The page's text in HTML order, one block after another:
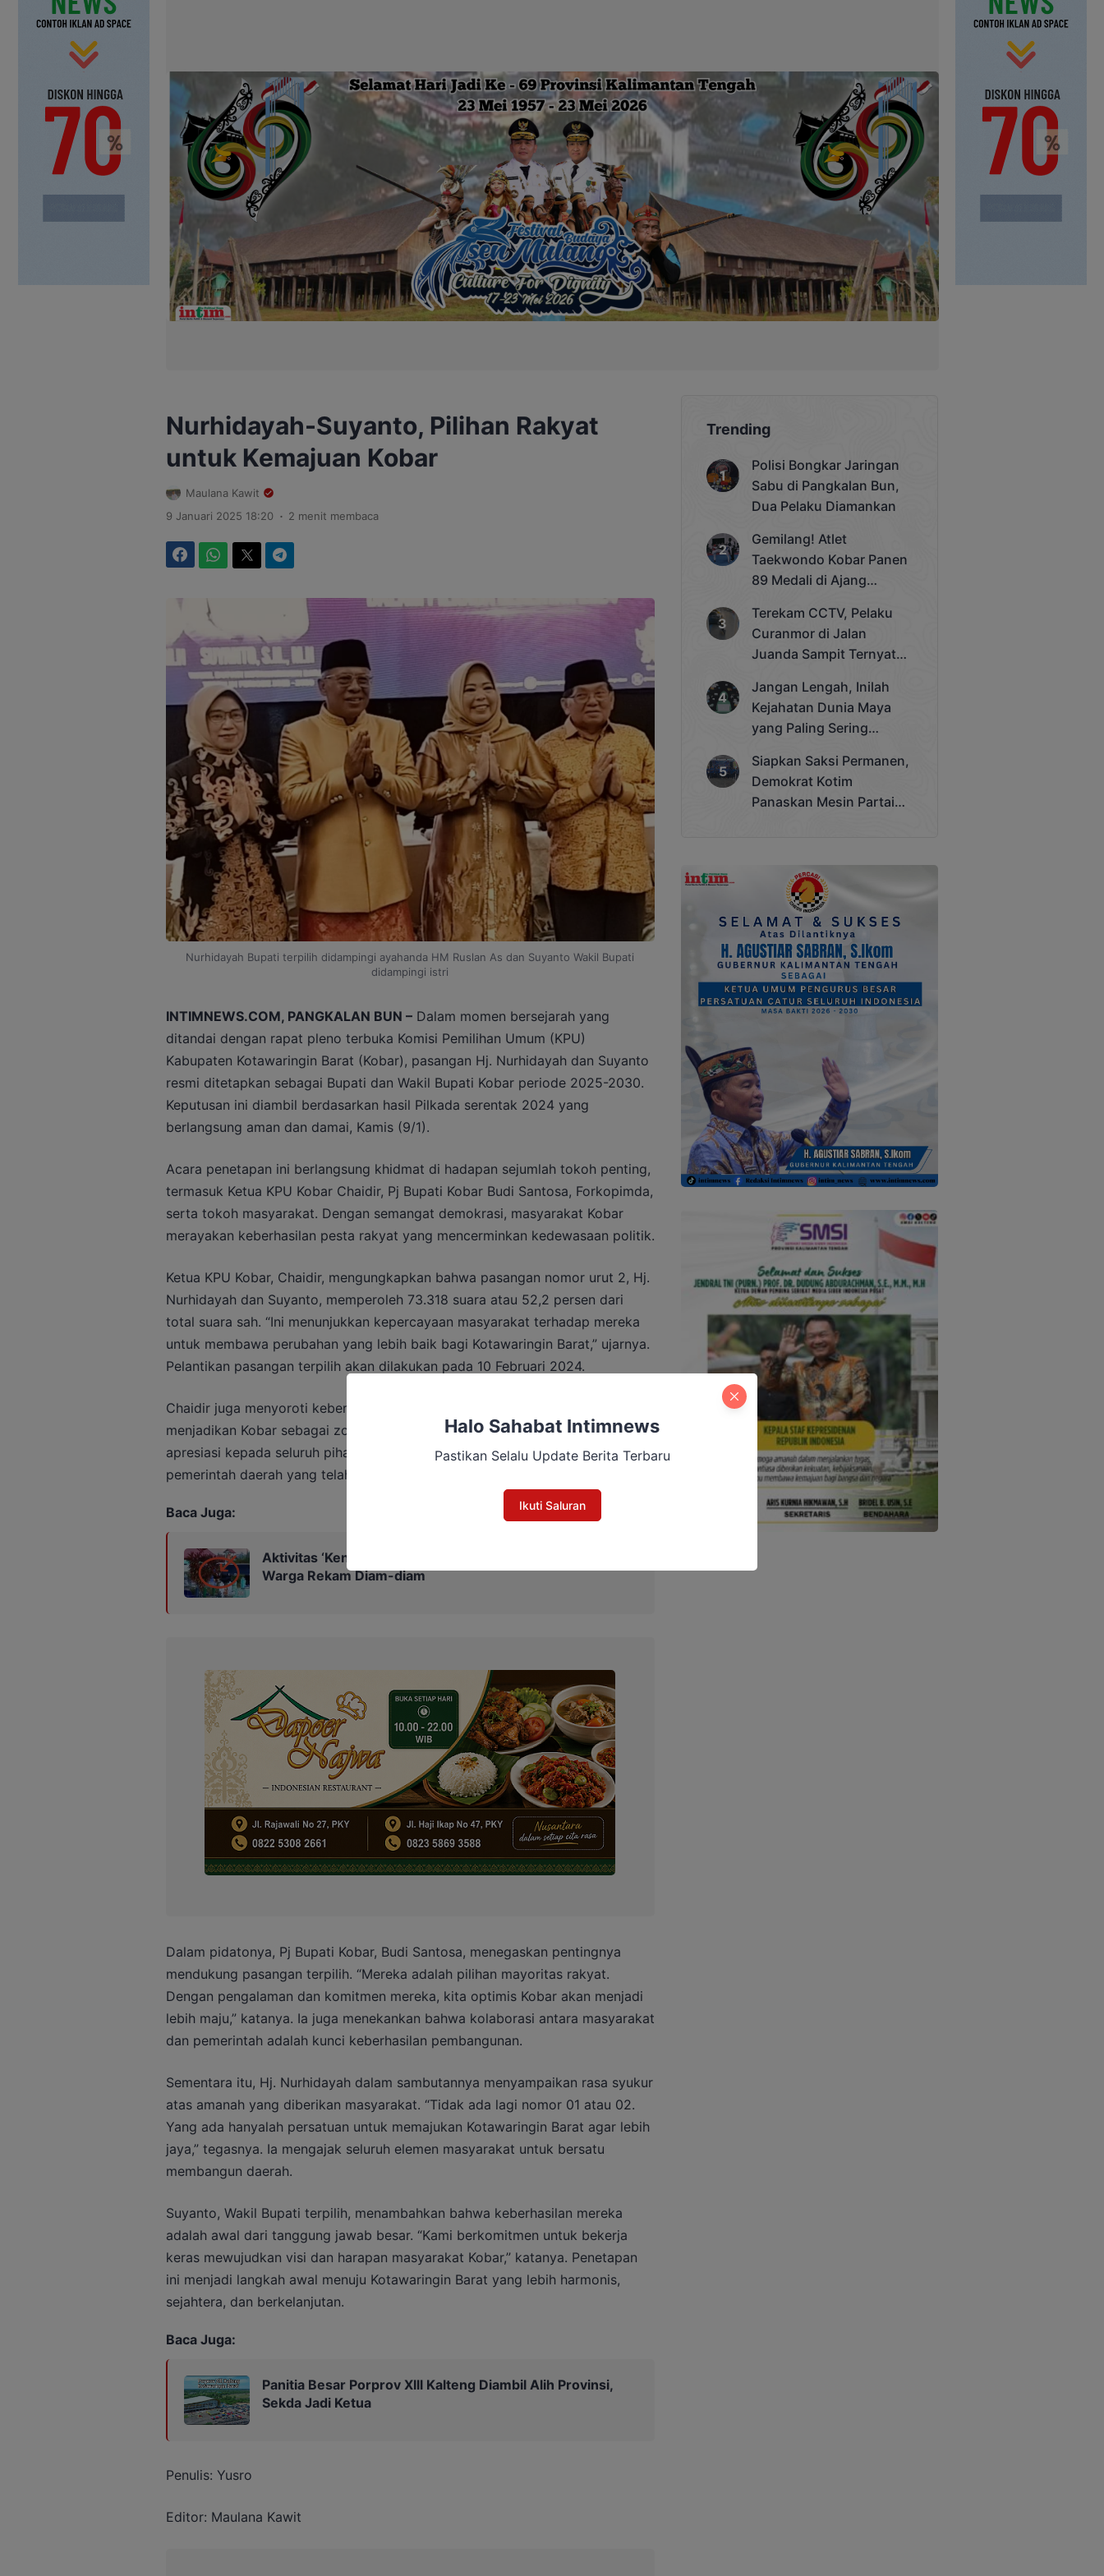
Nurhidayah-Suyanto, Pilihan Rakyat
untuk Kemajuan Kobar
Maulana Kawit
9 Januari 2025 18:20 . 2 menit membaca
Nurhidayah Bupati terpilih didampingi ayahanda HM Ruslan As dan Suyanto Wakil Bupati
didampingi istri
INTIMNEWS.COM, PANGKALAN BUN –Dalam momen bersejarah yang
ditandai dengan rapat pleno terbuka Komisi Pemilihan Umum (KPU)
Kabupaten Kotawaringin Barat (Kobar), pasangan Hj. Nurhidayah dan Suyanto
resmi ditetapkan sebagai Bupati dan Wakil Bupati Kobar periode 2025-2030.
Keputusan ini diambil berdasarkan hasil Pilkada serentak 2024 yang
berlangsung aman dan damai, Kamis (9/1).
Acara penetapan ini berlangsung khidmat di hadapan sejumlah tokoh penting,
termasuk Ketua KPU Kobar Chaidir, Pj Bupati Kobar Budi Santosa, Forkopimda,
serta tokoh masyarakat. Dengan semangat demokrasi, masyarakat Kobar
merayakan keberhasilan pesta rakyat yang mencerminkan kedewasaan politik.
Ketua KPU Kobar, Chaidir, mengungkapkan bahwa pasangan nomor urut 2, Hj.
Nurhidayah dan Suyanto, memperoleh 73.318 suara atau 52,2 persen dari
total suara sah. “Ini menunjukkan kepercayaan masyarakat terhadap mereka
untuk membawa perubahan yang lebih baik bagi Kotawaringin Barat,” ujarnya.
Pelantikan pasangan terpilih akan dilakukan pada 10 Februari 2024.
Chaidir juga menyoroti keberhasilan Pilkada kali ini yang bebas dari sengketa,
menjadikan Kobar sebagai zona hijau dalam demokrasi. Ia memberikan
apresiasi kepada seluruh pihak, termasuk masyarakat, aparat keamanan, dan
pemerintah daerah yang telah mendukung pelaksanaan Pilkada dengan aman.
Baca Juga:
Aktivitas ‘Kencing’ BBM Muncul di Area Makam Skip,
Warga Rekam Diam-diam
Dalam pidatonya, Pj Bupati Kobar, Budi Santosa, menegaskan pentingnya
mendukung pasangan terpilih. “Mereka adalah pilihan mayoritas rakyat.
Dengan pengalaman dan komitmen mereka, kita optimis Kobar akan menjadi
lebih maju,” katanya. Ia juga menekankan bahwa kolaborasi antara masyarakat
dan pemerintah adalah kunci keberhasilan pembangunan.
Sementara itu, Hj. Nurhidayah dalam sambutannya menyampaikan rasa syukur
atas amanah yang diberikan masyarakat. “Tidak ada lagi nomor 01 atau 02.
Yang ada hanyalah persatuan untuk memajukan Kotawaringin Barat agar lebih
jaya,” tegasnya. Ia mengajak seluruh elemen masyarakat untuk bersatu
membangun daerah.
Suyanto, Wakil Bupati terpilih, menambahkan bahwa keberhasilan mereka
adalah awal dari tanggung jawab besar. “Kami berkomitmen untuk bekerja
keras mewujudkan visi dan harapan masyarakat Kobar,” katanya. Penetapan
ini menjadi langkah awal menuju Kotawaringin Barat yang lebih harmonis,
sejahtera, dan berkelanjutan.
Baca Juga:
Panitia Besar Porprov Xlll Kalteng Diambil Alih Provinsi,
Sekda Jadi Ketua
Penulis: Yusro
Editor: Maulana Kawit
Trending
Polisi Bongkar Jaringan
Sabu di Pangkalan Bun,
Dua Pelaku Diamankan
Gemilang! Atlet
Taekwondo Kobar Panen
89 Medali di Ajang
Cup 2025
Terekam CCTV, Pelaku
Curanmor di Jalan
Juanda Sampit Ternyata
Jangan Lengah, Inilah
Kejahatan Dunia Maya
yang Paling Sering
Siapkan Saksi Permanen,
Demokrat Kotim
Panaskan Mesin Partai
Halo Sahabat Intimnews
Pastikan Selalu Update Berita Terbaru
Ikuti Saluran